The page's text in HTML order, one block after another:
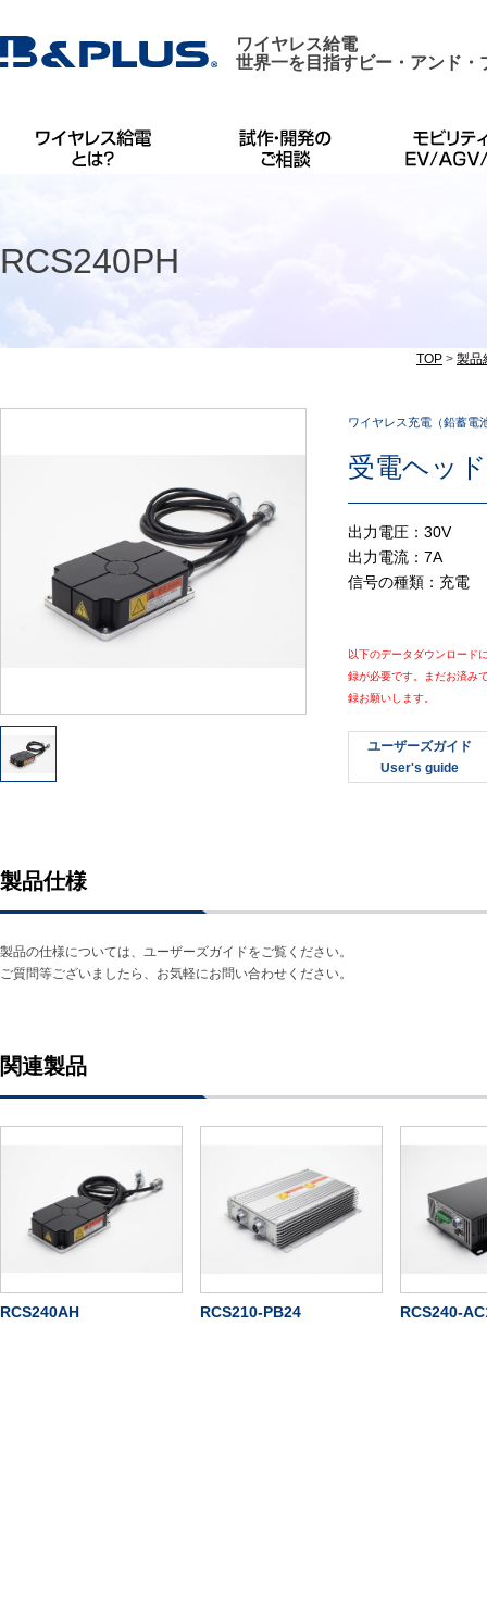
ワイヤレス給電
世界一を目指すビー・アンド・
RCS240PH
TOP > 製品
ワイヤレス充電（鉛蓄電
受電ヘッ
出力電圧：30V
出力電流：7A
信号の種類：充電
以下のデータダウンロード
録が必要です。まだお済み
録お願いします。
ユーザーズガイド
User's guide
製品仕様
製品の仕様については、ユーザーズガイドをご覧ください。
ご質問等ございましたら、お気軽にお問い合わせください。
関連製品
RCS240AH RCS210-PB24 RCS240-